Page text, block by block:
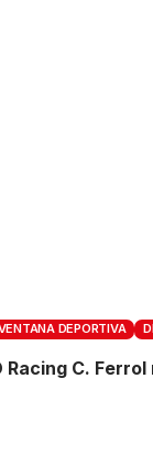
DEPORTIVA
Racing C.